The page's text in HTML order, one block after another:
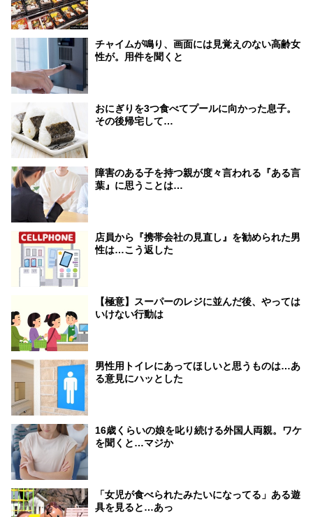
チャイムが鳴り、画面には見覚えのない高齢女
性が。用件を聞くと
おにぎりを3つ食べてプールに向かった息子。
その後帰宅して…
障害のある子を持つ親が度々言われる『ある言
葉』に思うことは…
店員から『携帯会社の見直し』を勧められた男
性は…こう返した
【極意】スーパーのレジに並んだ後、やっては
いけない行動は
男性用トイレにあってほしいと思うものは…あ
る意見にハッとした
16歳くらいの娘を叱り続ける外国人両親。ワケ
を聞くと…マジか
「女児が食べられたみたいになってる」ある遊
具を見ると…あっ